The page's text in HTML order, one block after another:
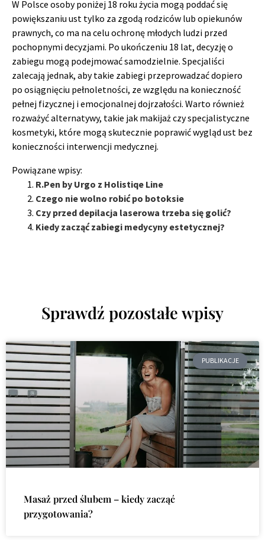
W Polsce osoby poniżej 18 roku życia mogą poddać się
powiększaniu ust tylko za zgodą rodziców lub opiekunów
prawnych, co ma na celu ochronę młodych ludzi przed
pochopnymi decyzjami. Po ukończeniu 18 lat, decyzję o
zabiegu mogą podejmować samodzielnie. Specjaliści
zalecają jednak, aby takie zabiegi przeprowadzać dopiero
po osiągnięciu pełnoletności, ze względu na konieczność
pełnej fizycznej i emocjonalnej dojrzałości. Warto również
rozważyć alternatywy, takie jak makijaż czy specjalistyczne
kosmetyki, które mogą skutecznie poprawić wygląd ust bez
konieczności interwencji medycznej.
Powiązane wpisy:
R.Pen by Urgo z Holistiqe Line
Czego nie wolno robić po botoksie
Czy przed depilacja laserowa trzeba się golić?
Kiedy zacząć zabiegi medycyny estetycznej?
Sprawdź pozostałe wpisy
PUBLIKACJE
Masaż przed ślubem – kiedy zacząć
przygotowania?